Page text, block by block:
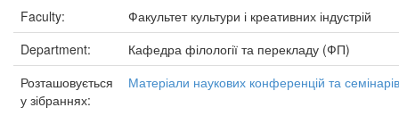
Faculty:
Факультет культури і креативних індустрій
Department:
Кафедра філології та перекладу (ФП)
Розташовується
у зібраннях:
Матеріали наукових конференцій та семінарів